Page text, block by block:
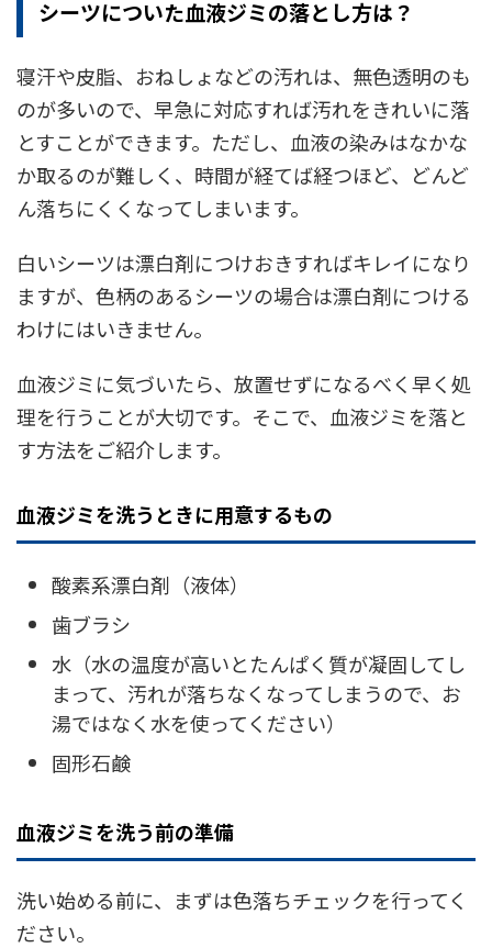
シーツについた血液ジミの落とし方は？
寝汗や皮脂、おねしょなどの汚れは、無色透明のも
のが多いので、早急に対応すれば汚れをきれいに落
とすことができます。ただし、血液の染みはなかな
か取るのが難しく、時間が経てば経つほど、どんど
ん落ちにくくなってしまいます。
白いシーツは漂白剤につけおきすればキレイになり
ますが、色柄のあるシーツの場合は漂白剤につける
わけにはいきません。
血液ジミに気づいたら、放置せずになるべく早く処
理を行うことが大切です。そこで、血液ジミを落と
す方法をご紹介します。
血液ジミを洗うときに用意するもの
酸素系漂白剤（液体）
歯ブラシ
水（水の温度が高いとたんぱく質が凝固してし
まって、汚れが落ちなくなってしまうので、お
湯ではなく水を使ってください）
固形石鹸
血液ジミを洗う前の準備
洗い始める前に、まずは色落ちチェックを行ってく
ださい。